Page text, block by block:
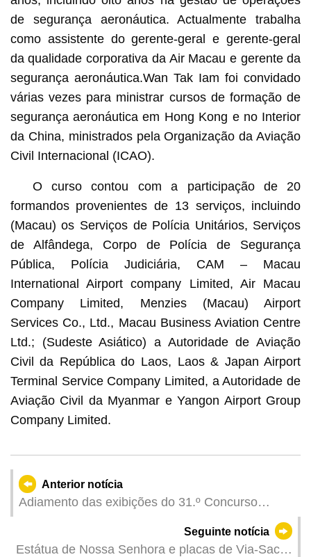
de segurança aeronáutica. Actualmente trabalha
como assistente do gerente-geral e gerente-geral
da qualidade corporativa da Air Macau e gerente da
segurança aeronáutica.Wan Tak Iam foi convidado
várias vezes para ministrar cursos de formação de
segurança aeronáutica em Hong Kong e no Interior
da China, ministrados pela Organização da Aviação
Civil Internacional (ICAO).
O curso contou com a participação de 20
formandos provenientes de 13 serviços, incluindo
(Macau) os Serviços de Polícia Unitários, Serviços
de Alfândega, Corpo de Polícia de Segurança
Pública, Polícia Judiciária, CAM – Macau
International Airport company Limited, Air Macau
Company Limited, Menzies (Macau) Airport
Services Co., Ltd., Macau Business Aviation Centre
Ltd.; (Sudeste Asiático) a Autoridade de Aviação
Civil da República do Laos, Laos & Japan Airport
Terminal Service Company Limited, a Autoridade de
Aviação Civil da Myanmar e Yangon Airport Group
Company Limited.
Anterior notícia
Adiamento das exibições do 31.º Concurso
agendadas para amanhã (dia 9)Seguinte notícia
Estátua de Nossa Senhora e placas de Via-Sacra